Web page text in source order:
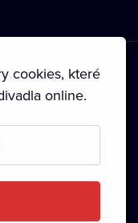
• Zásady používání
cookies, které
online.